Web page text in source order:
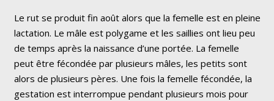
Le rut se produit fin août alors que la femelle est en pleine
lactation. Le mâle est polygame et les saillies ont lieu peu
de temps après la naissance d’une portée. La femelle
peut être fécondée par plusieurs mâles, les petits sont
alors de plusieurs pères. Une fois la femelle fécondée, la
gestation est interrompue pendant plusieurs mois pour